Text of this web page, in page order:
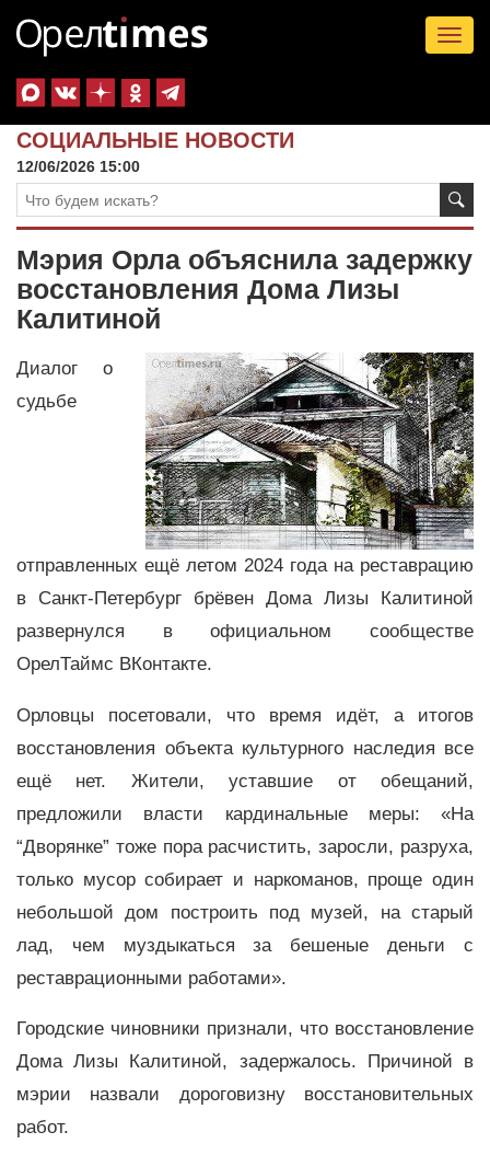
СОЦИАЛЬНЫЕ НОВОСТИ
12/06/2026 15:00
Мэрия Орла объяснила задержку
восстановления Дома Лизы
Калитиной
Диалог о
судьбе
отправленных ещё летом 2024 года на реставрацию
в Санкт-Петербург брёвен Дома Лизы Калитиной
развернулся в официальном сообществе
ОрелТаймс ВКонтакте.
Орловцы посетовали, что время идёт, а итогов
восстановления объекта культурного наследия все
ещё нет. Жители, уставшие от обещаний,
предложили власти кардинальные меры: «На
“Дворянке” тоже пора расчистить, заросли, разруха,
только мусор собирает и наркоманов, проще один
небольшой дом построить под музей, на старый
лад, чем муздыкаться за бешеные деньги с
реставрационными работами».
Городские чиновники признали, что восстановление
Дома Лизы Калитиной, задержалось. Причиной в
мэрии назвали дороговизну восстановительных
работ.